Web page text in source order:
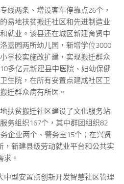
线两条、增设客车停靠点26个，
易地扶贫搬迁社区和先进制造业
就业。该县还在城区新建育贤中
嘉园两所幼儿园，新增学位3000
学校实施改扩建，实现搬迁群众
多亿元新建县中医院、妇幼保健
生院，在所有安置点建成社区卫
迁群众病有所医。
扶贫搬迁社区建设了文化服务站
务组织167个，其中群团组织82
企业两个、警务室15个；在兴贤
，新建县级劳动就业平台和公共实
求。
中型安置点创新开发智慧社区管理